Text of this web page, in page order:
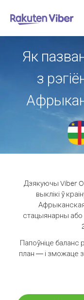
Як
з
Дзякуючы Viber
выклікі ў
стацыянарны або
Папоўніце
план — і зможаце